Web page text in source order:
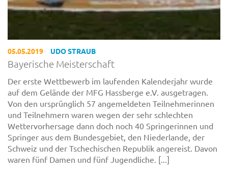
05.05.2019 UDO STRAUB
Bayerische Meisterschaft
Der erste Wettbewerb im laufenden Kalenderjahr wurde
auf dem Gelände der MFG Hassberge e.V. ausgetragen.
Von den ursprünglich 57 angemeldeten Teilnehmerinnen
und Teilnehmern waren wegen der sehr schlechten
Wettervorhersage dann doch noch 40 Springerinnen und
Springer aus dem Bundesgebiet, den Niederlande, der
Schweiz und der Tschechischen Republik angereist. Davon
waren fünf Damen und fünf Jugendliche. [...]